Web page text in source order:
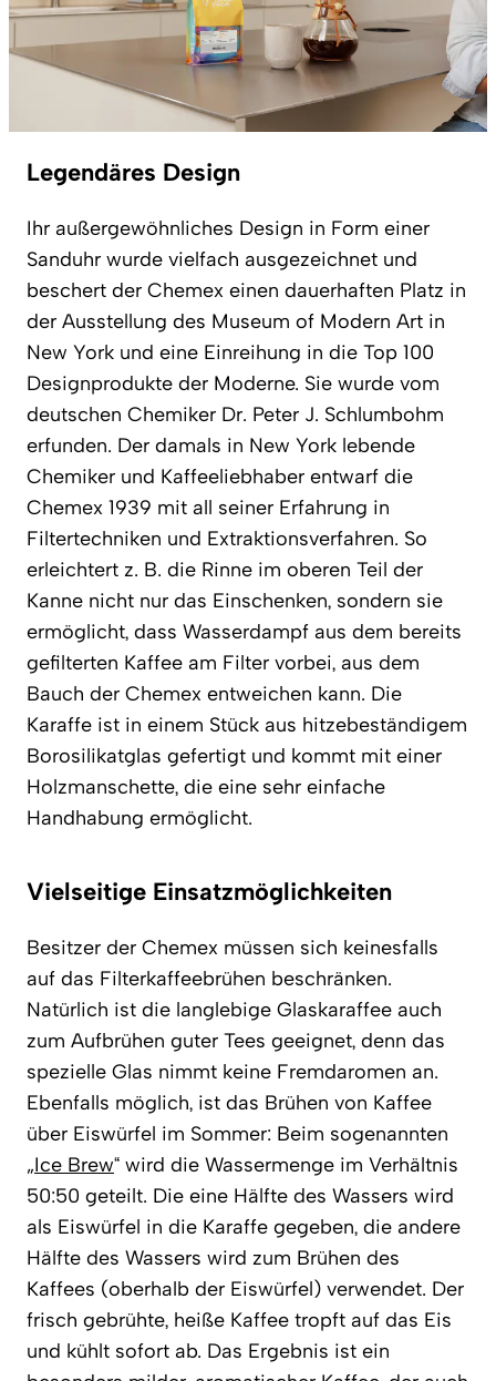
Legendäres Design
Ihr außergewöhnliches Design in Form einer
Sanduhr wurde vielfach ausgezeichnet und
beschert der Chemex einen dauerhaften Platz in
der Ausstellung des Museum of Modern Art in
New York und eine Einreihung in die Top 100
Designprodukte der Moderne. Sie wurde vom
deutschen Chemiker Dr. Peter J. Schlumbohm
erfunden. Der damals in New York lebende
Chemiker und Kaffeeliebhaber entwarf die
Chemex 1939 mit all seiner Erfahrung in
Filtertechniken und Extraktionsverfahren. So
erleichtert z. B. die Rinne im oberen Teil der
Kanne nicht nur das Einschenken, sondern sie
ermöglicht, dass Wasserdampf aus dem bereits
gefilterten Kaffee am Filter vorbei, aus dem
Bauch der Chemex entweichen kann. Die
Karaffe ist in einem Stück aus hitzebeständigem
Borosilikatglas gefertigt und kommt mit einer
Holzmanschette, die eine sehr einfache
Handhabung ermöglicht.
Vielseitige Einsatzmöglichkeiten
Besitzer der Chemex müssen sich keinesfalls
auf das Filterkaffeebrühen beschränken.
Natürlich ist die langlebige Glaskaraffee auch
zum Aufbrühen guter Tees geeignet, denn das
spezielle Glas nimmt keine Fremdaromen an.
Ebenfalls möglich, ist das Brühen von Kaffee
über Eiswürfel im Sommer: Beim sogenannten
„Ice Brew“ wird die Wassermenge im Verhältnis
50:50 geteilt. Die eine Hälfte des Wassers wird
als Eiswürfel in die Karaffe gegeben, die andere
Hälfte des Wassers wird zum Brühen des
Kaffees (oberhalb der Eiswürfel) verwendet. Der
frisch gebrühte, heiße Kaffee tropft auf das Eis
und kühlt sofort ab. Das Ergebnis ist ein